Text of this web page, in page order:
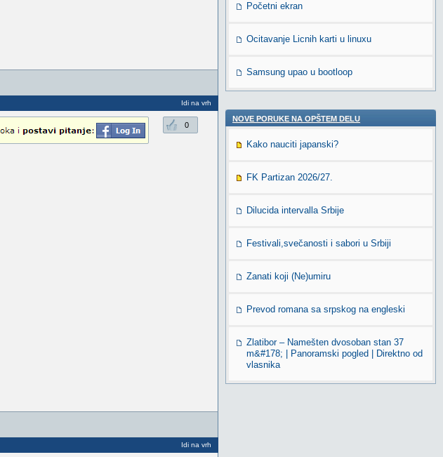
Idi na vrh
0
Idi na vrh
Početni ekran
Ocitavanje Licnih karti u linuxu
Samsung upao u bootloop
NOVE PORUKE NA OPŠTEM DELU
Kako nauciti japanski?
FK Partizan 2026/27.
Dilucida intervalla Srbije
Festivali,svečanosti i sabori u Srbiji
Zanati koji (Ne)umiru
Prevod romana sa srpskog na engleski
Zlatibor – Namešten dvosoban stan 37
m&#178; | Panoramski pogled | Direktno od
vlasnika